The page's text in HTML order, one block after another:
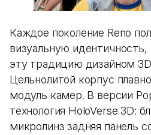
Каждое поколение Reno
визуальную идентичность,
эту традицию дизайном
Цельнолитой корпус
модуль камер. В версии
технология HoloVerse 3D:
микролинз задняя панель